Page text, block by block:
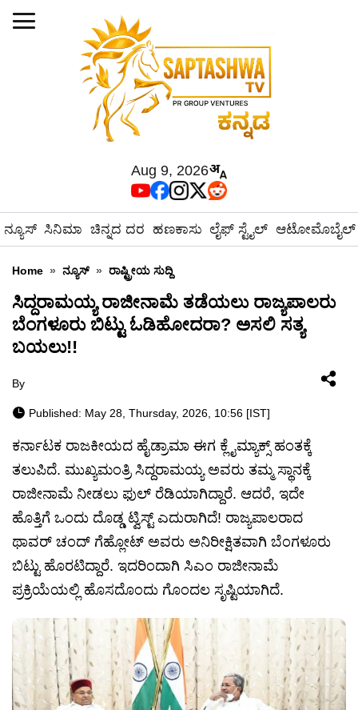
Aug 9, 2026
ನ್ಯೂಸ್ ಸಿನಿಮಾ ಚಿನ್ನದ ದರ ಹಣಕಾಸು ಲೈಫ್ ಸ್ಟೈಲ್ ಆಟೋಮೊಬೈಲ್
Home » ನ್ಯೂಸ್ » ರಾಷ್ಟ್ರೀಯ ಸುದ್ದಿ
ಸಿದ್ದರಾಮಯ್ಯ ರಾಜೀನಾಮೆ ತಡೆಯಲು ರಾಜ್ಯಪಾಲರು
ಬೆಂಗಳೂರು ಬಿಟ್ಟು ಓಡಿಹೋದರಾ? ಅಸಲಿ ಸತ್ಯ
ಬಯಲು!!
By
Published: May 28, Thursday, 2026, 10:56 [IST]
ಕರ್ನಾಟಕ ರಾಜಕೀಯದ ಹೈಡ್ರಾಮಾ ಈಗ ಕ್ಲೈಮ್ಯಾಕ್ಸ್ ಹಂತಕ್ಕೆ
ತಲುಪಿದೆ. ಮುಖ್ಯಮಂತ್ರಿ ಸಿದ್ದರಾಮಯ್ಯ ಅವರು ತಮ್ಮ ಸ್ಥಾನಕ್ಕೆ
ರಾಜೀನಾಮೆ ನೀಡಲು ಫುಲ್ ರೆಡಿಯಾಗಿದ್ದಾರೆ. ಆದರೆ, ಇದೇ
ಹೊತ್ತಿಗೆ ಒಂದು ದೊಡ್ಡ ಟ್ವಿಸ್ಟ್ ಎದುರಾಗಿದೆ! ರಾಜ್ಯಪಾಲರಾದ
ಥಾವರ್ ಚಂದ್ ಗೆಹ್ಲೋಟ್ ಅವರು ಅನಿರೀಕ್ಷಿತವಾಗಿ ಬೆಂಗಳೂರು
ಬಿಟ್ಟು ಹೊರಟಿದ್ದಾರೆ. ಇದರಿಂದಾಗಿ ಸಿಎಂ ರಾಜೀನಾಮೆ
ಪ್ರಕ್ರಿಯೆಯಲ್ಲಿ ಹೊಸದೊಂದು ಗೊಂದಲ ಸೃಷ್ಟಿಯಾಗಿದೆ.